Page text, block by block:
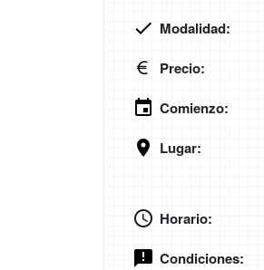
Modalidad:
Precio:
Comienzo:
Lugar:
Horario:
Condiciones: